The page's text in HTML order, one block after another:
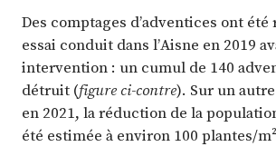
Des comptages d’adventices ont
essai conduit dans l’Aisne en 2019
intervention : un cumul de 140
détruit (figure ci-contre). Sur un
en 2021, la réduction de la
été estimée à environ 100 plantes/